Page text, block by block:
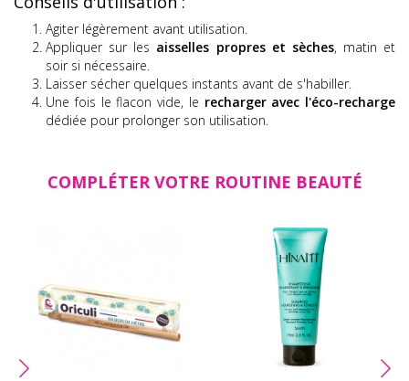
Agiter légèrement avant utilisation.
Appliquer sur les aisselles propres et sèches, matin et
soir si nécessaire.
Laisser sécher quelques instants avant de s'habiller.
Une fois le flacon vide, le recharger avec l'éco-recharge
dédiée pour prolonger son utilisation.
COMPLÉTER VOTRE ROUTINE BEAUTÉ